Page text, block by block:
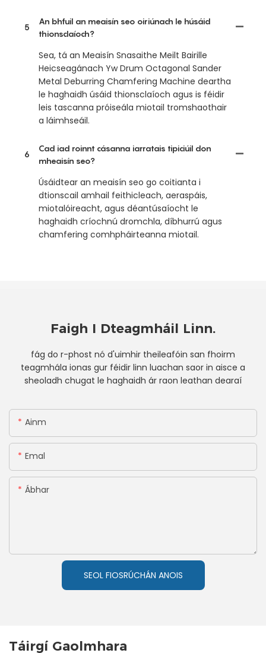
5
An bhfuil an meaisín seo oiriúnach le húsáid
thionsclaíoch?
Sea, tá an Meaisín Snasaithe Meilt Bairille
Heicseagánach Yw Drum Octagonal Sander
Metal Deburring Chamfering Machine deartha
le haghaidh úsáid thionsclaíoch agus is féidir
leis tascanna próiseála miotail tromshaothair
a láimhseáil.
6
Cad iad roinnt cásanna iarratais tipiciúil don
mheaisín seo?
Úsáidtear an meaisín seo go coitianta i
dtionscail amhail feithicleach, aeraspáis,
miotalóireacht, agus déantúsaíocht le
haghaidh críochnú dromchla, díbhurrú agus
chamfering comhpháirteanna miotail.
Faigh I Dteagmháil Linn.
fág do r-phost nó d'uimhir theileafóin san fhoirm
teagmhála ionas gur féidir linn luachan saor in aisce a
sheoladh chugat le haghaidh ár raon leathan dearaí
Ainm
Emal
Ábhar
SEOL FIOSRÚCHÁN ANOIS
Táirgí Gaolmhara